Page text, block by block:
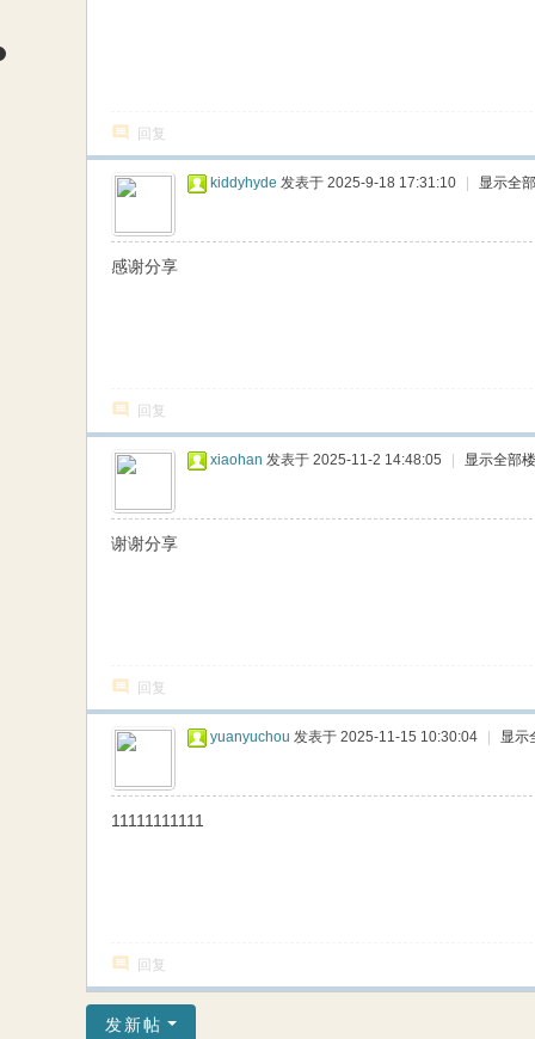
回复
kiddyhyde 发表于 2025-9-18 17:31:10 显示全
感谢分享
回复
xiaohan 发表于 2025-11-2 14:48:05 显示全部
谢谢分享
回复
yuanyuchou 发表于 2025-11-15 10:30:04 显示
11111111111
回复
发新帖